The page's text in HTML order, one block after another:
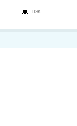
TISK